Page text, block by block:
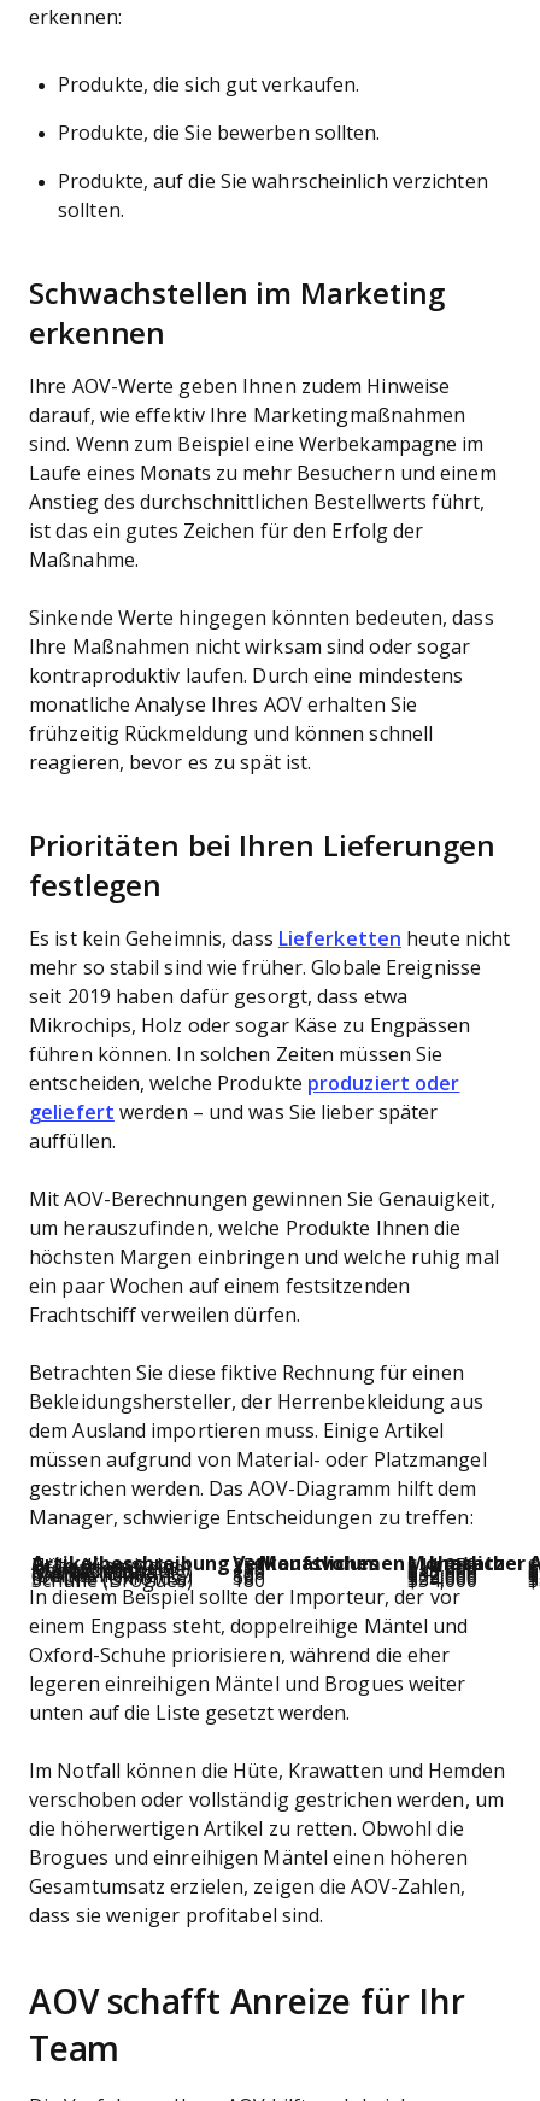
erkennen:
Produkte, die sich gut verkaufen.
Produkte, die Sie bewerben sollten.
Produkte, auf die Sie wahrscheinlich verzichten
sollten.
Schwachstellen im Marketing
erkennen
Ihre AOV-Werte geben Ihnen zudem Hinweise
darauf, wie effektiv Ihre Marketingmaßnahmen
sind. Wenn zum Beispiel eine Werbekampagne im
Laufe eines Monats zu mehr Besuchern und einem
Anstieg des durchschnittlichen Bestellwerts führt,
ist das ein gutes Zeichen für den Erfolg der
Maßnahme.
Sinkende Werte hingegen könnten bedeuten, dass
Ihre Maßnahmen nicht wirksam sind oder sogar
kontraproduktiv laufen. Durch eine mindestens
monatliche Analyse Ihres AOV erhalten Sie
frühzeitig Rückmeldung und können schnell
reagieren, bevor es zu spät ist.
Prioritäten bei Ihren Lieferungen
festlegen
Es ist kein Geheimnis, dass Lieferketten heute nicht
mehr so stabil sind wie früher. Globale Ereignisse
seit 2019 haben dafür gesorgt, dass etwa
Mikrochips, Holz oder sogar Käse zu Engpässen
führen können. In solchen Zeiten müssen Sie
entscheiden, welche Produkte produziert oder
geliefert werden – und was Sie lieber später
auffüllen.
Mit AOV-Berechnungen gewinnen Sie Genauigkeit,
um herauszufinden, welche Produkte Ihnen die
höchsten Margen einbringen und welche ruhig mal
ein paar Wochen auf einem festsitzenden
Frachtschiff verweilen dürfen.
Betrachten Sie diese fiktive Rechnung für einen
Bekleidungshersteller, der Herrenbekleidung aus
dem Ausland importieren muss. Einige Artikel
müssen aufgrund von Material- oder Platzmangel
gestrichen werden. Das AOV-Diagramm hilft dem
Manager, schwierige Entscheidungen zu treffen:
ArtikelbeschreibungMonatliches Verkaufsvolumen Monatlicher Umsatz
Hüte (Klassischer Trilby) 250 $11,250
Krawatten (Seide) 175 $14,000
Hemden (Barrel Manschette) 150 $18,000
Mäntel (Einreihig) 120 $42,000
Mäntel (Doppelreihig) 80 $32,000
Schuhe (Oxfords) 50 $25,000
Schuhe (Brogues) 180 $54,000
In diesem Beispiel sollte der Importeur, der vor
einem Engpass steht, doppelreihige Mäntel und
Oxford-Schuhe priorisieren, während die eher
legeren einreihigen Mäntel und Brogues weiter
unten auf die Liste gesetzt werden.
Im Notfall können die Hüte, Krawatten und Hemden
verschoben oder vollständig gestrichen werden, um
die höherwertigen Artikel zu retten. Obwohl die
Brogues und einreihigen Mäntel einen höheren
Gesamtumsatz erzielen, zeigen die AOV-Zahlen,
dass sie weniger profitabel sind.
AOV schafft Anreize für Ihr
Team